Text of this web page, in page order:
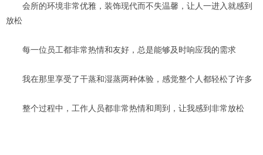
会所的环境非常优雅，装饰现代而不失温馨，让人一进入就感到
放松
每一位员工都非常热情和友好，总是能够及时响应我的需求
我在那里享受了干蒸和湿蒸两种体验，感觉整个人都轻松了许多
整个过程中，工作人员都非常热情和周到，让我感到非常放松